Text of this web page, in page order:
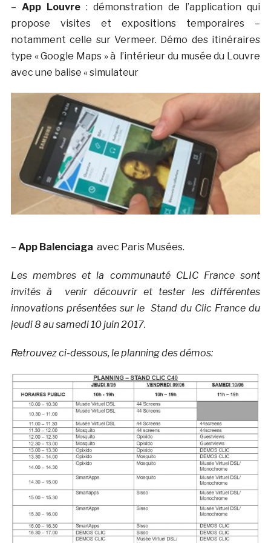
– App Louvre: démonstration de l’application qui
propose visites et expositions temporaires –
notamment celle sur Vermeer. Démo des itinéraires
type « Google Maps » à l’intérieur du musée du Louvre
avec une balise « simulateur
– App Balenciaga avec Paris Musées.
Les membres et la communauté CLIC France sont
invités à venir découvrir et tester les différentes
innovations présentées sur le Stand du Clic France du
jeudi 8 au samedi 10 juin 2017.
Retrouvez ci-dessous, le planning des démos: